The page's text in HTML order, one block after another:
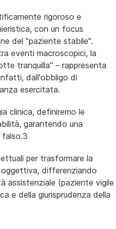
rigoroso e
con un focus
del "paziente stabile".
eventi macroscopici, la
tranquilla" – rappresenta
dall'obbligo di
esercitata.
clinica, definiremo le
garantendo una
falso.3
per trasformare la
differenziando
assistenziale (paziente vigile
e della giurisprudenza della